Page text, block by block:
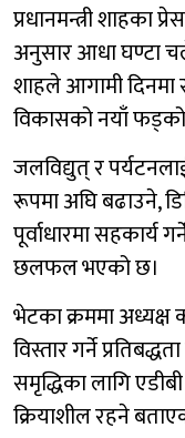
​प्रधानमन्त्री शाहका
अनुसार आधा घण्टा
शाहले आगामी दिनमा
विकासको नयाँ फड्को
​जलविद्युत् र
रूपमा अघि बढाउने,
पूर्वाधारमा सहकार्य
छलफल भएको छ।
​भेटका क्रममा
विस्तार गर्ने
समृद्धिका लागि
क्रियाशील रहने